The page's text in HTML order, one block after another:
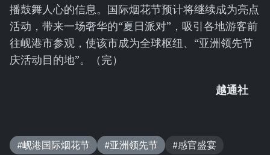
播鼓舞人心的信息。国际烟花节预计将继续成为亮点
活动，带来一场奢华的“夏日派对”，吸引各地游客前
往岘港市参观，使该市成为全球枢纽、“亚洲领先节
庆活动目的地”。（完）
越通社
#岘港国际烟花节 #亚洲领先节 #感官盛宴